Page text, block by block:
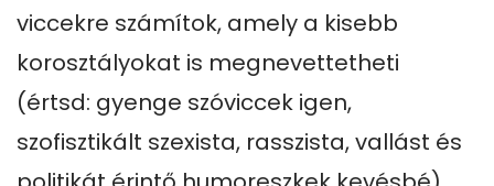
viccekre számítok, amely a kisebb
korosztályokat is megnevettetheti
(értsd: gyenge szóviccek igen,
szofisztikált szexista, rasszista, vallást és